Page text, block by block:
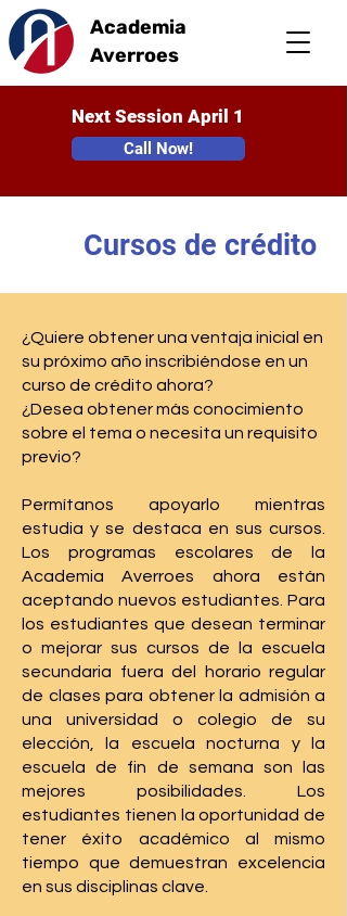
Academia
Averroes
Next Session April 1
Call Now!
Cursos de crédito
¿Quiere obtener una ventaja inicial en
su próximo año inscribiéndose en un
curso de crédito ahora?
¿Desea obtener más conocimiento
sobre el tema o necesita un requisito
previo?
Permítanos apoyarlo mientras
estudia y se destaca en sus cursos.
Los programas escolares de la
Academia Averroes ahora están
aceptando nuevos estudiantes. Para
los estudiantes que desean terminar
o mejorar sus cursos de la escuela
secundaria fuera del horario regular
de clases para obtener la admisión a
una universidad o colegio de su
elección, la escuela nocturna y la
escuela de fin de semana son las
mejores posibilidades. Los
estudiantes tienen la oportunidad de
tener éxito académico al mismo
tiempo que demuestran excelencia
en sus disciplinas clave.